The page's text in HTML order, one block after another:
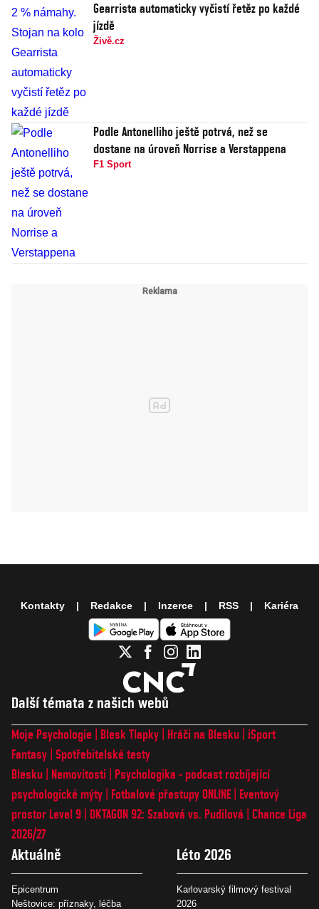
Gearrista automaticky vyčistí řetěz po každé
jízdě
Živě.cz
Podle Antonelliho ještě potrvá, než se
dostane na úroveň Norrise a Verstappena
F1 Sport
Další témata z našich webů
Moje Psychologie Blesk Tlapky Hráči na Blesku
iSport
Fantasy Spotřebitelské testy
Blesku
Nemovitosti
Psychologika - podcast rozbíjející
psychologické mýty
Fotbalové přestupy ONLINE
Eventový
prostor Level 9 OKTAGON 92: Szabová vs. Pudilová
Chance Liga
2026/27
Aktuálně
Epicentrum
Neštovice: příznaky, léčba
Léto 2026
Karlovarský filmový festival
2026
Kontakty Redakce Inzerce RSS Kariéra